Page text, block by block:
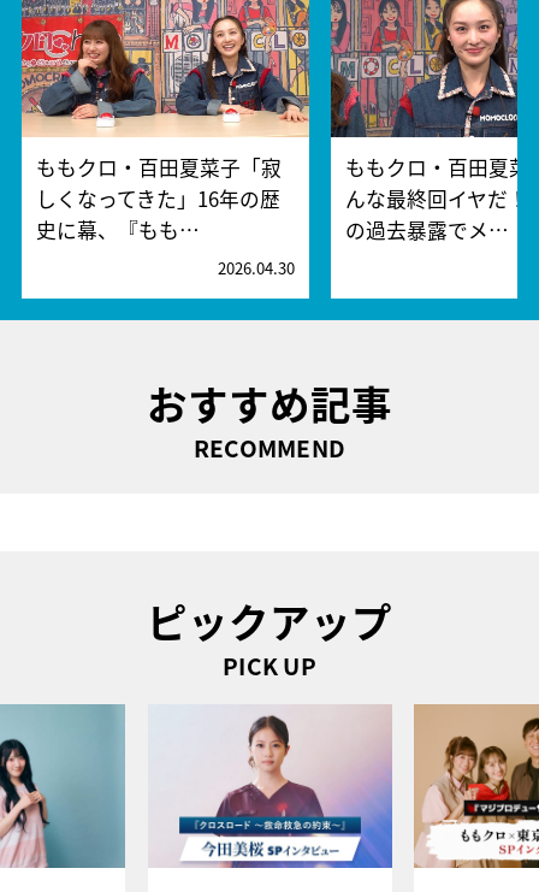
ももクロ・百田夏菜子「寂
しくなってきた」16年の歴
史に幕、『もも…
2026.04.30
ももクロ・百田夏菜
んな最終回イヤだ！
の過去暴露でメ…
おすすめ記事
RECOMMEND
ピックアップ
PICK UP